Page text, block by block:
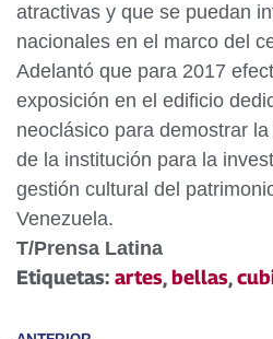
atractivas y que se puedan
nacionales en el marco del
Adelantó que para 2017
exposición en el edificio
neoclásico para demostrar
de la institución para la
gestión cultural del
Venezuela.
T/Prensa Latina
Etiquetas: artes,bellas,